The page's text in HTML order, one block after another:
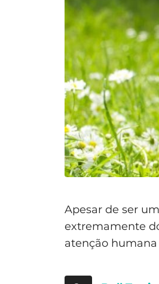
Apesar de ser
extremamente
atenção